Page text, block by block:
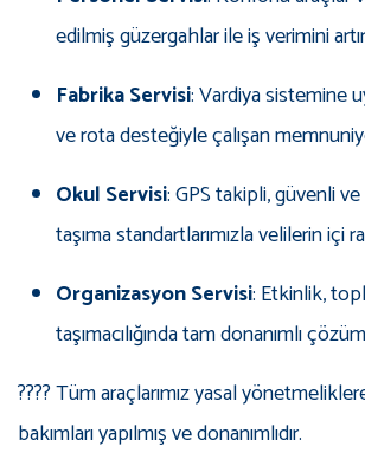
edilmiş güzergahlar ile iş verimini
Fabrika Servisi: Vardiya sistemine
ve rota desteğiyle çalışan
Okul Servisi: GPS takipli, güvenli
taşıma standartlarımızla velilerin içi
Organizasyon Servisi: Etkinlik,
taşımacılığında tam donanımlı
???? Tüm araçlarımız yasal
bakımları yapılmış ve donanımlıdır.